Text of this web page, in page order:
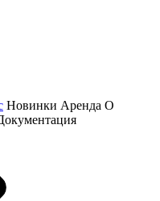
Новинки Аренда О